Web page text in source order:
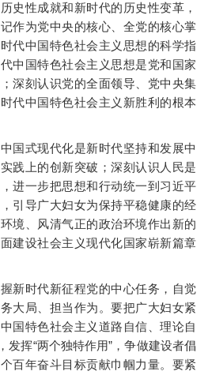
史性成就和新时代的历史性变革，
作为党中央的核心、全党的核心掌
代中国特色社会主义思想的科学指
中国特色社会主义思想是党和国家
深刻认识党的全面领导、党中央集
代中国特色社会主义新胜利的根本
式现代化是新时代坚持和发展中
践上的创新突破；深刻认识人民是
进一步把思想和行动统一到习近平
引导广大妇女为保持平稳健康的经
境、风清气正的政治环境作出新的
建设社会主义现代化国家崭新篇章
时代新征程党的中心任务，自觉
大局、担当作为。要把广大妇女紧
国特色社会主义道路自信、理论自
发挥“两个独特作用”，争做建设者倡
百年奋斗目标贡献巾帼力量。要紧